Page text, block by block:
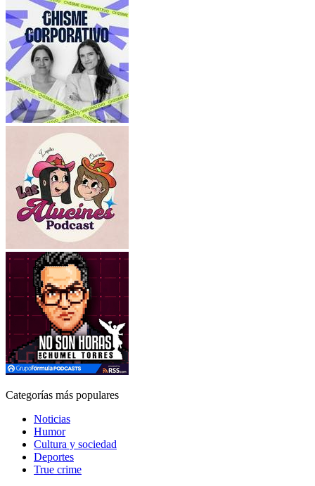
Categorías más populares
Noticias
Humor
Cultura y sociedad
Deportes
True crime